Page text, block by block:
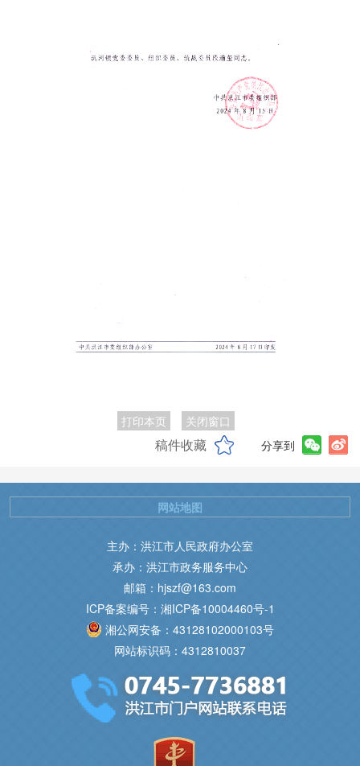
打印本页 关闭窗口
稿件收藏 分享到
主办：洪江市人民政府办公室
承办：洪江市政务服务中心
邮箱：hjszf@163.com
ICP备案编号：湘ICP备10004460号-1
湘公网安备：43128102000103号
网站标识码：4312810037
网站地图